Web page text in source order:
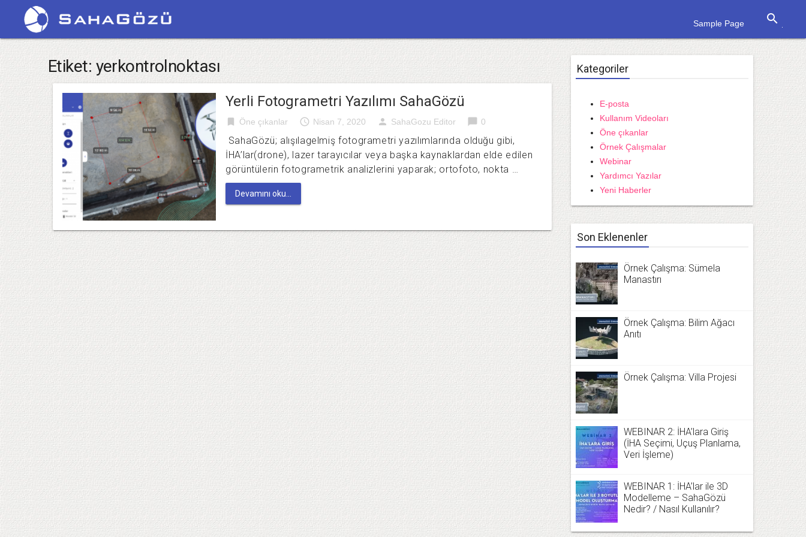
Sample Page search
Etiket: yerkontrolnoktası
Yerli Fotogrametri Yazılımı SahaGözü
bookmark Öne çıkanlar access_time Nisan 7, 2020 person SahaGozu Editor chat_bubble 0
SahaGözü; alışılagelmiş fotogrametri yazılımlarında olduğu gibi,
İHA’lar(drone), lazer tarayıcılar veya başka kaynaklardan elde edilen
görüntülerin fotogrametrik analizlerini yaparak; ortofoto, nokta …
Devamını oku...
Kategoriler
E-posta
Kullanım Videoları
Öne çıkanlar
Örnek Çalışmalar
Webinar
Yardımcı Yazılar
Yeni Haberler
Son Eklenenler
Örnek Çalışma: Sümela
Manastırı
Örnek Çalışma: Bilim Ağacı
Anıtı
Örnek Çalışma: Villa Projesi
WEBINAR 2: İHA’lara Giriş
(İHA Seçimi, Uçuş Planlama,
Veri İşleme)
WEBINAR 1: İHA’lar ile 3D
Modelleme – SahaGözü
Nedir? / Nasıl Kullanılır?